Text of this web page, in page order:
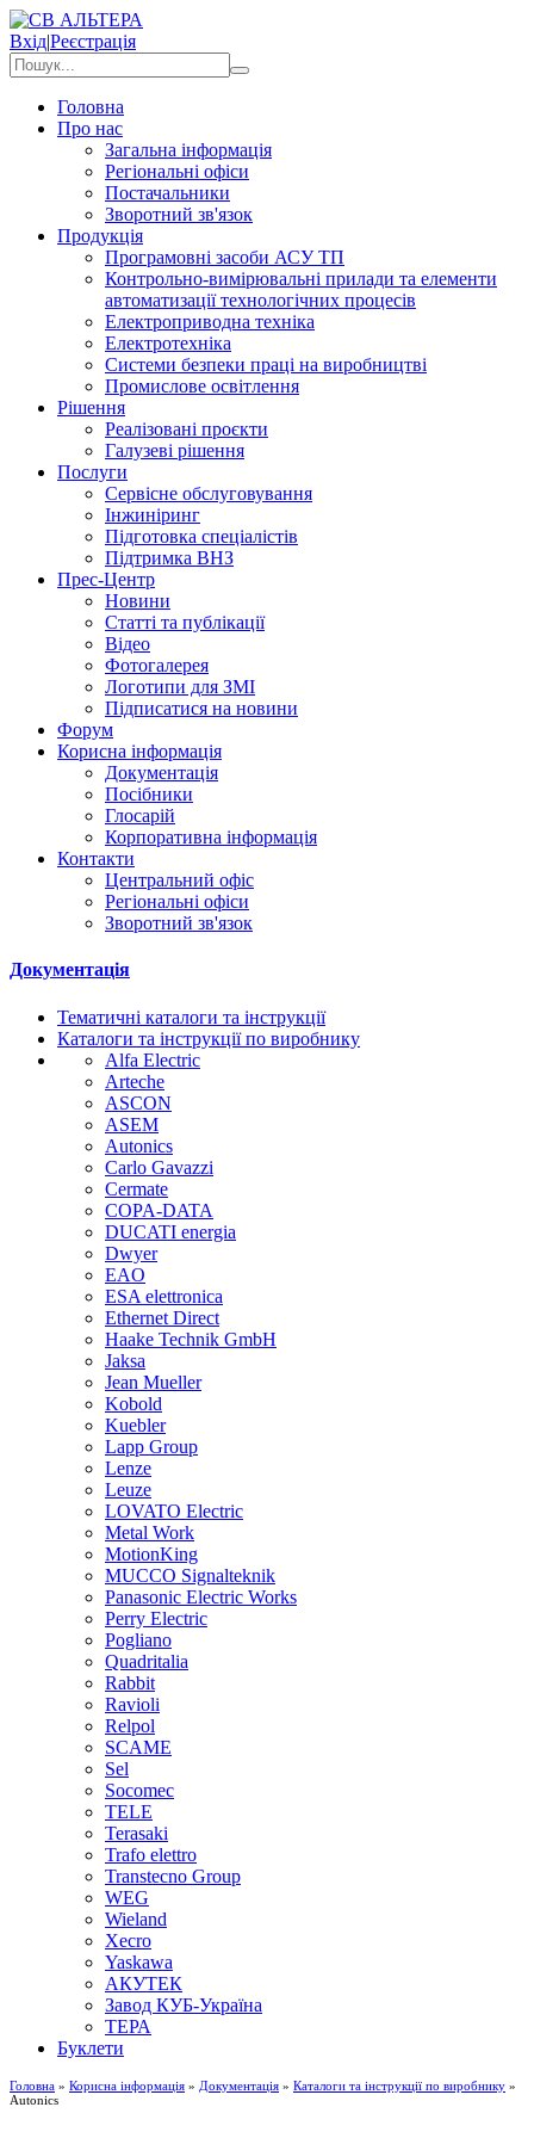
Вхід|Реєстрація
Головна
Про нас
Загальна інформація
Регіональні офіси
Постачальники
Зворотний зв'язок
Продукція
Програмовні засоби АСУ ТП
Контрольно-вимірювальні прилади та елементи
автоматизації технологічних процесів
Електроприводна техніка
Електротехніка
Системи безпеки праці на виробництві
Промислове освітлення
Рішення
Реалізовані проєкти
Галузеві рішення
Послуги
Сервісне обслуговування
Інжиніринг
Підготовка спеціалістів
Підтримка ВНЗ
Прес-Центр
Новини
Статті та публікації
Відео
Фотогалерея
Логотипи для ЗМІ
Підписатися на новини
Форум
Корисна інформація
Документація
Посібники
Глосарій
Корпоративна інформація
Контакти
Центральний офіс
Регіональні офіси
Зворотний зв'язок
Документація
Тематичні каталоги та інструкції
Каталоги та інструкції по виробнику
Alfa Electric
Arteche
ASCON
ASEM
Autonics
Carlo Gavazzi
Cermate
COPA-DATA
DUCATI energia
Dwyer
EAO
ESA elettronica
Ethernet Direct
Haake Technik GmbH
Jaksa
Jean Mueller
Kobold
Kuebler
Lapp Group
Lenze
Leuze
LOVATO Electric
Metal Work
MotionKing
MUCCO Signalteknik
Panasonic Electric Works
Perry Electric
Pogliano
Quadritalia
Rabbit
Ravioli
Relpol
SCAME
Sel
Socomec
TELE
Terasaki
Trafo elettro
Transtecno Group
WEG
Wieland
Xecro
Yaskawa
АКУТЕК
Завод КУБ-Україна
ТЕРА
Буклети
Головна » Корисна інформація » Документація » Каталоги та інструкції по виробнику »
Autonics